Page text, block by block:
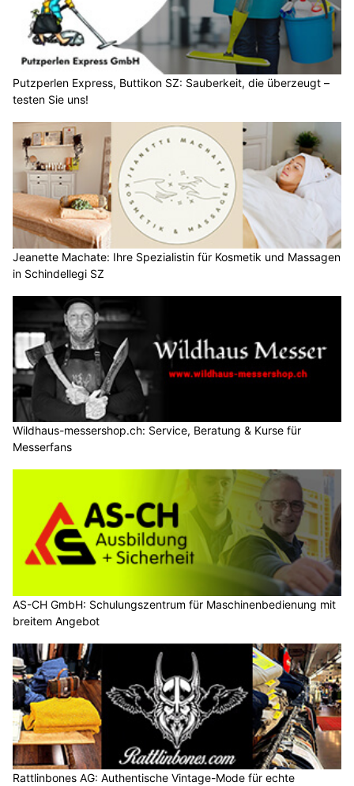
Putzperlen Express, Buttikon SZ: Sauberkeit, die überzeugt –
testen Sie uns!
Jeanette Machate: Ihre Spezialistin für Kosmetik und Massagen
in Schindellegi SZ
Wildhaus-messershop.ch: Service, Beratung & Kurse für
Messerfans
AS-CH GmbH: Schulungszentrum für Maschinenbedienung mit
breitem Angebot
Rattlinbones AG: Authentische Vintage-Mode für echte